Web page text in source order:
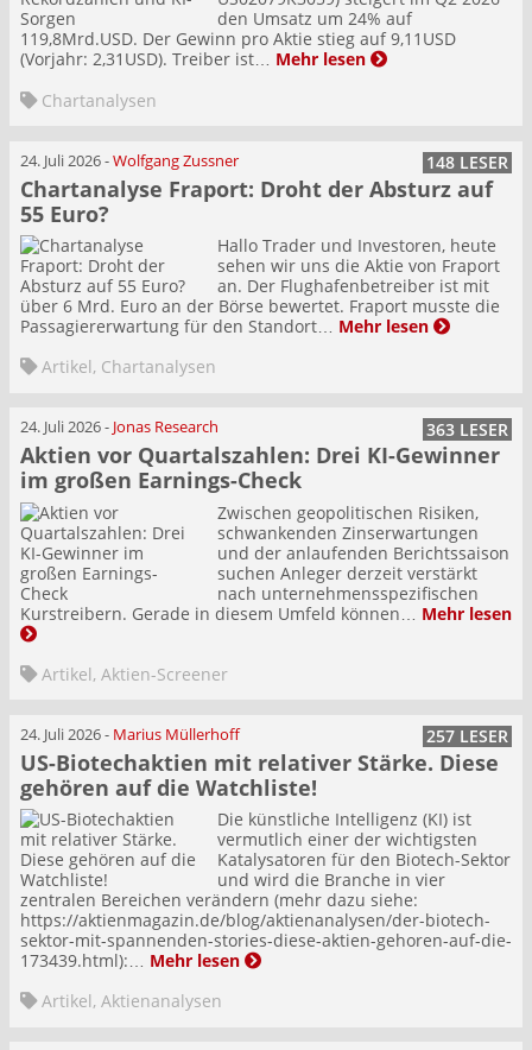
den Umsatz um 24% auf
119,8Mrd.USD. Der Gewinn pro Aktie stieg auf 9,11USD
(Vorjahr: 2,31USD). Treiber ist… Mehr lesen
Chartanalysen
24. Juli 2026-Wolfgang Zussner 148 LESER
Chartanalyse Fraport: Droht der Absturz auf
55 Euro?
Hallo Trader und Investoren, heute
sehen wir uns die Aktie von Fraport
an. Der Flughafenbetreiber ist mit
über 6 Mrd. Euro an der Börse bewertet. Fraport musste die
Passagiererwartung für den Standort… Mehr lesen
Artikel, Chartanalysen
24. Juli 2026- Jonas Research 363 LESER
Aktien vor Quartalszahlen: Drei KI-Gewinner
im großen Earnings-Check
Zwischen geopolitischen Risiken,
schwankenden Zinserwartungen
und der anlaufenden Berichtssaison
suchen Anleger derzeit verstärkt
nach unternehmensspezifischen
Kurstreibern. Gerade in diesem Umfeld können… Mehr lesen
Artikel, Aktien-Screener
24. Juli 2026- Marius Müllerhoff 257 LESER
US-Biotechaktien mit relativer Stärke. Diese
gehören auf die Watchliste!
Die künstliche Intelligenz (KI) ist
vermutlich einer der wichtigsten
Katalysatoren für den Biotech-Sektor
und wird die Branche in vier
zentralen Bereichen verändern (mehr dazu siehe:
https://aktienmagazin.de/blog/aktienanalysen/der-biotech-
sektor-mit-spannenden-stories-diese-aktien-gehoren-auf-die-
173439.html):… Mehr lesen
Artikel, Aktienanalysen